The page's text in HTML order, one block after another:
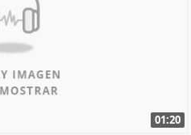
01:20